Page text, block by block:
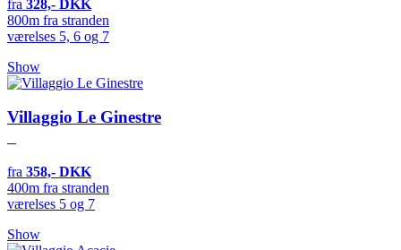
fra 328,- DKK
800m fra stranden
værelses 5, 6 og 7
Show
Villaggio Le Ginestre
fra 358,- DKK
400m fra stranden
værelses 5 og 7
Show